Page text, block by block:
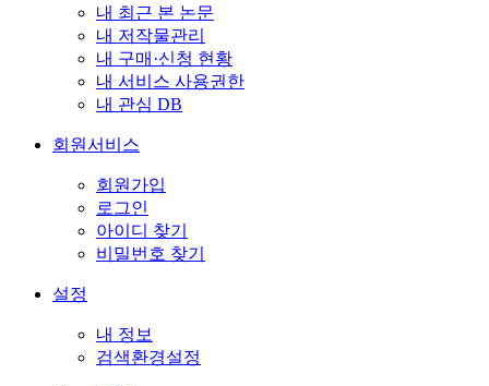
내 최근 본 논문
내 저작물관리
내 구매·신청 현황
내 서비스 사용권한
내 관심 DB
회원서비스
회원가입
로그인
아이디 찾기
비밀번호 찾기
설정
내 정보
검색환경설정